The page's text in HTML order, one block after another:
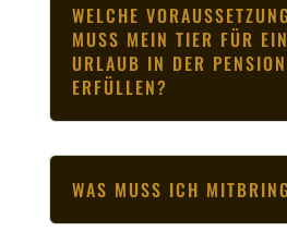
WELCHE
MUSS MEIN TIER FÜR
URLAUB IN DER PENSION
ERFÜLLEN?
WAS MUSS ICH